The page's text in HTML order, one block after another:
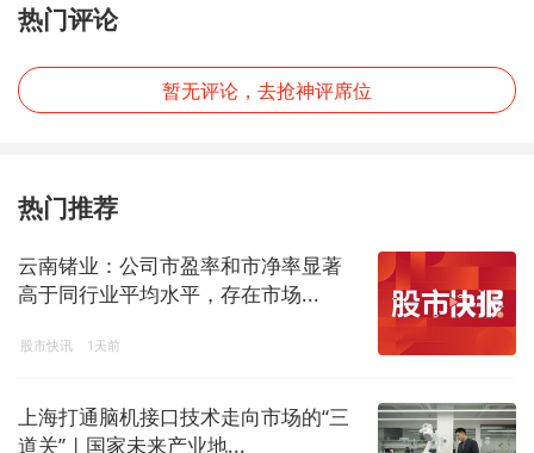
热门评论
暂无评论，去抢神评席位
热门推荐
云南锗业：公司市盈率和市净率显著
高于同行业平均水平，存在市场...
股市快讯 1天前
上海打通脑机接口技术走向市场的“三
道关” | 国家未来产业地...